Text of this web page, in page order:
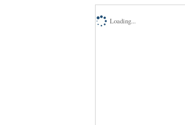
Loading...